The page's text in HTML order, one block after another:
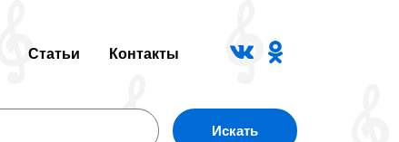
Статьи Контакты
Искать